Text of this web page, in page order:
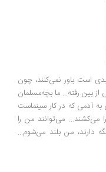
باور نمی‌کنند، چون
ما بچه‌مسلمان
که در کار سینماست
می‌توانند من را
من بلند می‌شوم...